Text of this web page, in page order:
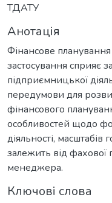
ТДАТУ
Анотація
Фінансове
застосування сприяє
підприємницької
передумови для
фінансового
особливостей щодо
діяльності, масштабів
залежить від фахової
менеджера.
Ключові слова